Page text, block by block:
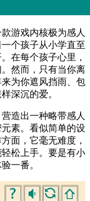
游戏内核极为感人
个孩子从小学直至
在每个孩子心里，
然而，只有当你离
为你遮风挡雨、包
深沉的爱。
造出一种略带感人
素。看似简单的设
面，它毫无难度，
松上手。要是有小
一番。